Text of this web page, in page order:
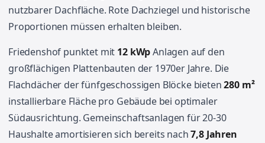
nutzbarer Dachfläche. Rote Dachziegel und historische
Proportionen müssen erhalten bleiben.
Friedenshof punktet mit 12 kWpAnlagen auf den
großflächigen Plattenbauten der 1970er Jahre. Die
Flachdächer der fünfgeschossigen Blöcke bieten280 m²
installierbare Fläche pro Gebäude bei optimaler
Südausrichtung. Gemeinschaftsanlagen für 20-30
Haushalte amortisieren sich bereits nach7,8 Jahren